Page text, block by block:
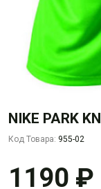
NIKE PARK
Код Товара: 955-02
1190 ₽